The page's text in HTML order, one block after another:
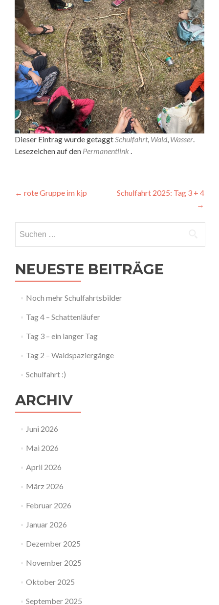
Dieser Eintrag wurde getaggt Schulfahrt, Wald Wasser
Lesezeichen auf den Permanentlink
Artikel-
← rote Gruppe im kjp
Schulfahrt 2025: Tag 3 + 4
→
nach:
NEUESTE BEITRÄGE
Noch mehr Schulfahrtsbilder
Tag 4 – Schattenläufer
Tag 3 – ein langer Tag
Tag 2 – Waldspaziergänge
Schulfahrt :)
ARCHIV
Juni 2026
Mai 2026
April 2026
März 2026
Februar 2026
Januar 2026
Dezember 2025
November 2025
Oktober 2025
September 2025